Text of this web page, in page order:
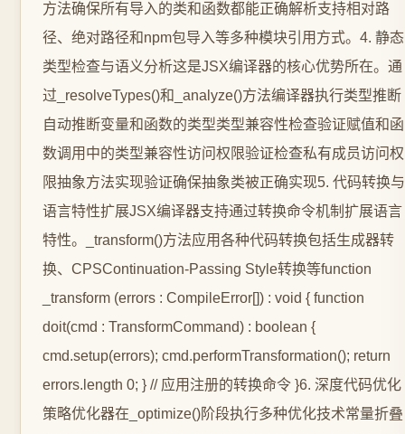
方法确保所有导入的类和函数都能正确解析支持相对路
径、绝对路径和npm包导入等多种模块引用方式。4. 静态
类型检查与语义分析这是JSX编译器的核心优势所在。通
过_resolveTypes()和_analyze()方法编译器执行类型推断
自动推断变量和函数的类型类型兼容性检查验证赋值和函
数调用中的类型兼容性访问权限验证检查私有成员访问权
限抽象方法实现验证确保抽象类被正确实现5. 代码转换与
语言特性扩展JSX编译器支持通过转换命令机制扩展语言
特性。_transform()方法应用各种代码转换包括生成器转
换、CPSContinuation-Passing Style转换等function
_transform (errors : CompileError[]) : void { function
doit(cmd : TransformCommand) : boolean {
cmd.setup(errors); cmd.performTransformation(); return
errors.length 0; } // 应用注册的转换命令 }6. 深度代码优化
策略优化器在_optimize()阶段执行多种优化技术常量折叠